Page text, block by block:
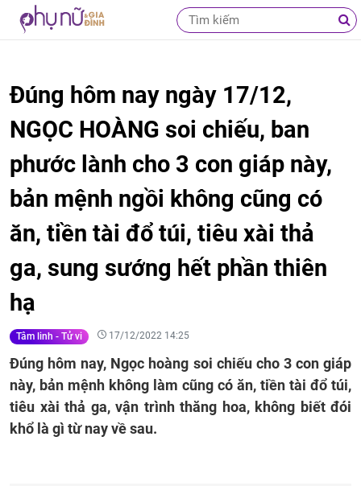
Đúng hôm nay ngày 17/12,
NGỌC HOÀNG soi chiếu, ban
phước lành cho 3 con giáp này,
bản mệnh ngồi không cũng có
ăn, tiền tài đổ túi, tiêu xài thả
ga, sung sướng hết phần thiên
hạ
Tâm linh - Tử vi 17/12/2022 14:25
Đúng hôm nay, Ngọc hoàng soi chiếu cho 3 con giáp
này, bản mệnh không làm cũng có ăn, tiền tài đổ túi,
tiêu xài thả ga, vận trình thăng hoa, không biết đói
khổ là gì từ nay về sau.